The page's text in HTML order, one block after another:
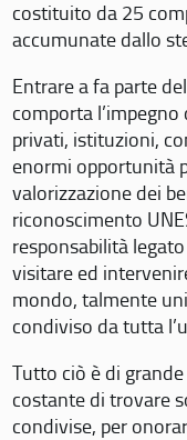
costituito da 25
accumunate dallo
Entrare a fa parte
comporta
privati, istituzioni,
enormi opportunità
valorizzazione dei
riconoscimento
responsabilità
visitare ed
mondo, talmente
condiviso da tutta
Tutto ciò è di
costante di trovare
condivise, per